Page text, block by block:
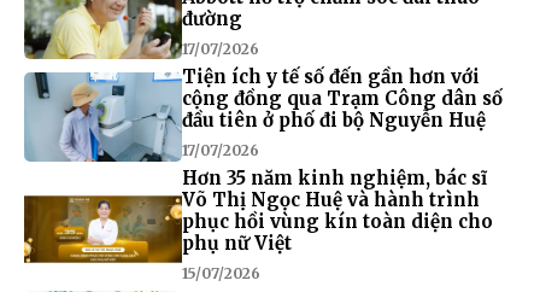
đường
17/07/2026
Tiện ích y tế số đến gần hơn với
cộng đồng qua Trạm Công dân số
đầu tiên ở phố đi bộ Nguyễn Huệ
17/07/2026
Hơn 35 năm kinh nghiệm, bác sĩ
Võ Thị Ngọc Huệ và hành trình
phục hồi vùng kín toàn diện cho
phụ nữ Việt
15/07/2026